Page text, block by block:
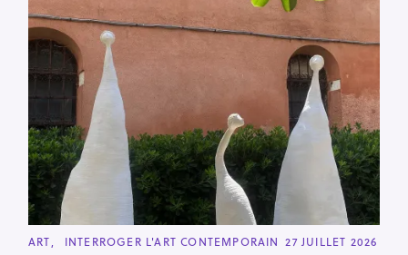
C
ART INTERROGER L'ART CONTEMPORAIN 27 JUILLET 2026